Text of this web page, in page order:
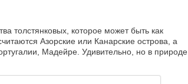
толстянковых, которое может быть как
Азорские или Канарские острова, а
Мадейре. Удивительно, но в природе